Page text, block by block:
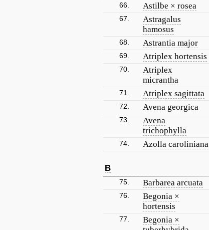
66. Astilbe × rosea
67.
Astragalus
hamosus
68. Astrantia major
69.
Atriplex hortensis
70.
Atriplex
micrantha
71. Atriplex sagittata
72.
Avena georgica
73.
Avena
trichophylla
74. Azolla caroliniana
B
75. Barbarea arcuata
76.
Begonia ×
hortensis
77.
Begonia ×